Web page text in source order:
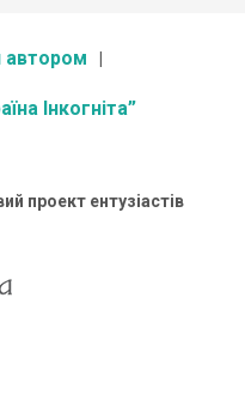
автором
Інкогніта”
проект ентузіастів